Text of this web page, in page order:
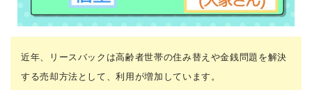
近年、リースバックは高齢者世帯の住み替えや金銭問題を解決
する売却方法として、利用が増加しています。